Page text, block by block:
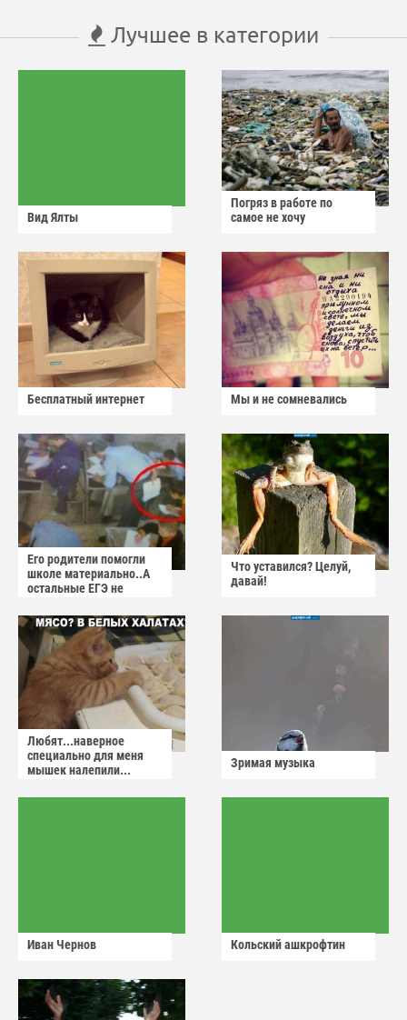
Лучшее в категории
Вид Ялты
Погряз в работе по
самое не хочу
Бесплатный интернет Мы и не сомневались
Его родители помогли
школе материально..А
остальные ЕГЭ не
Что уставился? Целуй,
давай!
Любят...наверное
специально для меня
мышек налепили...
Зримая музыка
Иван Чернов Кольский ашкрофтин